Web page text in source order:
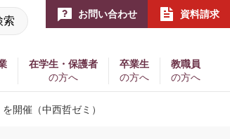
索
お問い合わせ 資料請求
在学生・保護者
の方へ
卒業生
の方へ
教職員
の方へ
開催（中西哲ゼミ）